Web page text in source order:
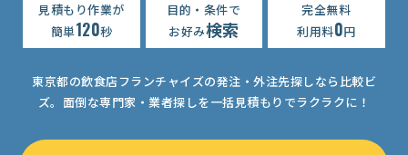
見積もり作業が
簡単120秒
目的・条件で
お好み検索
完全無料
利用料0円
東京都の飲食店フランチャイズの発注・外注先探しなら比較ビ
ズ。 面倒な専門家・業者探しを一括見積もりでラクラクに！